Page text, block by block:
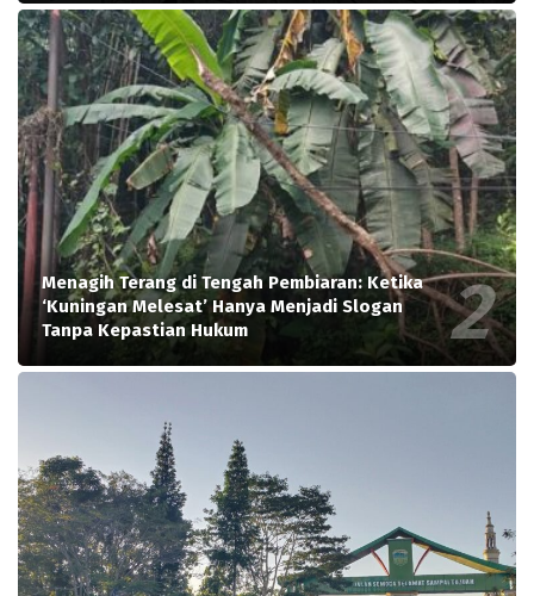
Menagih Terang di Tengah Pembiaran: Ketika
‘Kuningan Melesat’ Hanya Menjadi Slogan
Tanpa Kepastian Hukum